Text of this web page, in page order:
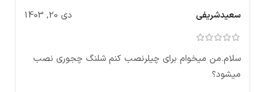
سعیدشریفی دی 20, 1403
سلام.من میخوام برای چیلرنصب کنم شلنگ چجوری نصب
میشود؟